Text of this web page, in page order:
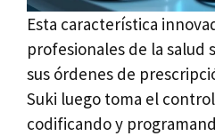
Esta característica
profesionales de la
sus órdenes de
Suki luego toma el
codificando y